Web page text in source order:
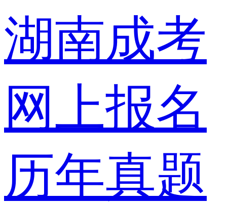
湖南成考
网上报名
历年真题